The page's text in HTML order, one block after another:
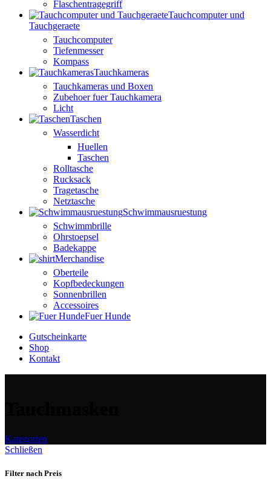
Flaschentragegriff
Tauchcomputer und
Tauchgeraete
Tauchcomputer
Tiefenmesser
Kompass
Tauchkameras
Tauchkameras und Boxen
Zubehoer fuer Tauchkamera
Licht
Taschen
Wasserdicht
Huellen
Taschen
Rolltasche
Rucksack
Tragetasche
Netztasche
Schwimmausruestung
Schwimmbrille
Ohrstoepsel
Badekappe
Merchandise
Oberteile
Kopfbedeckungen
Sonnenbrillen
Accessoires
Fuer Hunde
Gutscheinkarte
Shop
Kontakt
Kategorien
Schließen
Filter nach Preis